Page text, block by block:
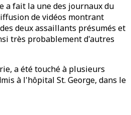
a fait la une des journaux du
de vidéos montrant
deux assaillants présumés et
très probablement d'autres
a été touché à plusieurs
à l'hôpital St. George, dans le